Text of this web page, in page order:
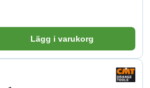
Lägg i varukorg